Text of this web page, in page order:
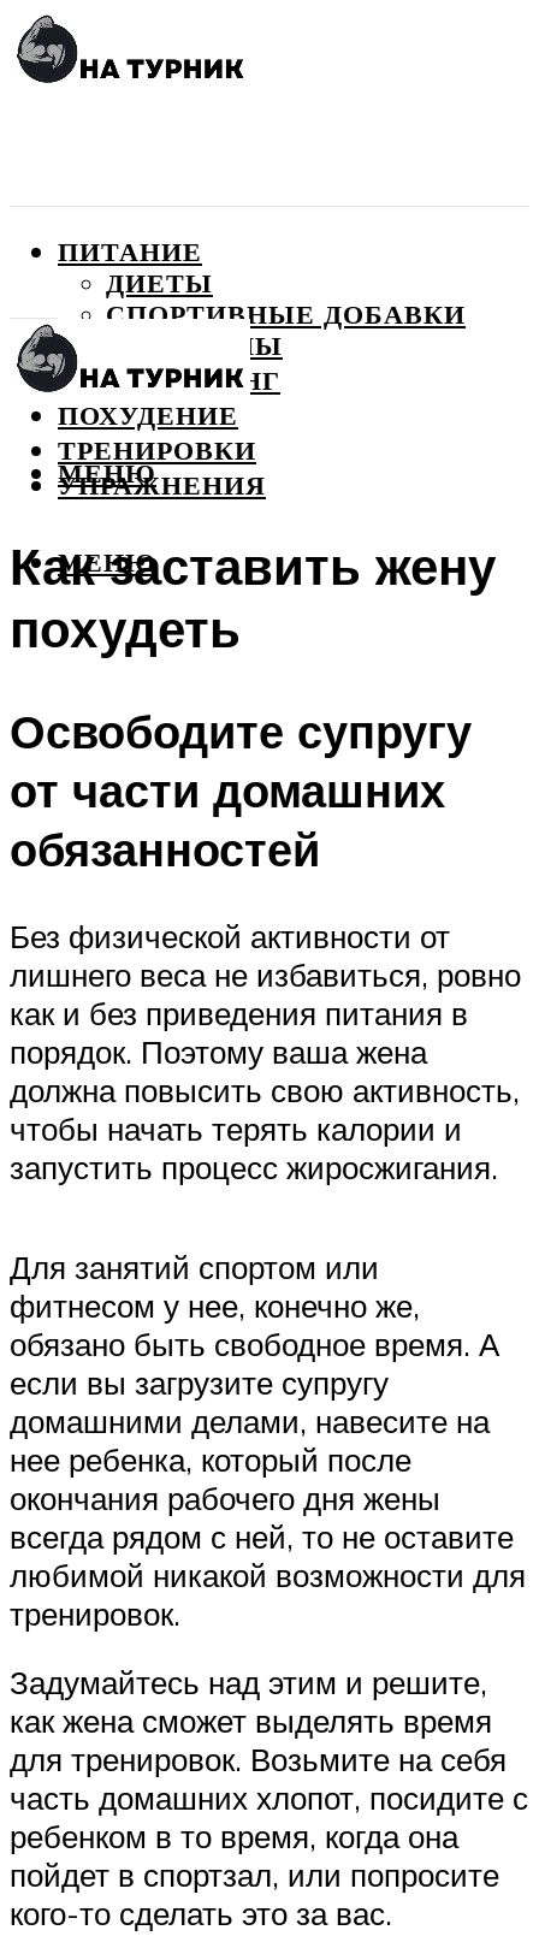
ПИТАНИЕ
ДИЕТЫ
СПОРТИВНЫЕ ДОБАВКИ
ВИТАМИНЫ
БОДИБИЛДИНГ
ПОХУДЕНИЕ
ТРЕНИРОВКИ
УПРАЖНЕНИЯ
МЕНЮ
МЕНЮ
Как заставить жену
похудеть
Освободите супругу
от части домашних
обязанностей
Без физической активности от
лишнего веса не избавиться, ровно
как и без приведения питания в
порядок. Поэтому ваша жена
должна повысить свою активность,
чтобы начать терять калории и
запустить процесс жиросжигания.
Для занятий спортом или
фитнесом у нее, конечно же,
обязано быть свободное время. А
если вы загрузите супругу
домашними делами, навесите на
нее ребенка, который после
окончания рабочего дня жены
всегда рядом с ней, то не оставите
любимой никакой возможности для
тренировок.
Задумайтесь над этим и решите,
как жена сможет выделять время
для тренировок. Возьмите на себя
часть домашних хлопот, посидите с
ребенком в то время, когда она
пойдет в спортзал, или попросите
кого-то сделать это за вас.